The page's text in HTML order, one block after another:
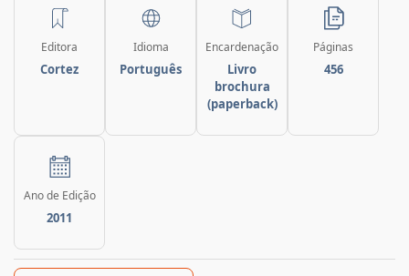
Editora
Cortez
Idioma
Português
Encardenação
Livro
brochura
(paperback)
Páginas
456
Ano de Edição
2011